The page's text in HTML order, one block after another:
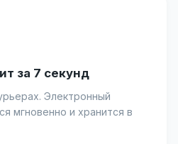
за 7 секунд
Электронный
мгновенно и хранится в